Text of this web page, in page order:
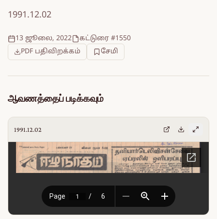
1991.12.02
13 ஜூலை, 2022
கட்டுரை #1550
PDF பதிவிறக்கம்
சேமி
ஆவணத்தைப் படிக்கவும்
1991.12.02